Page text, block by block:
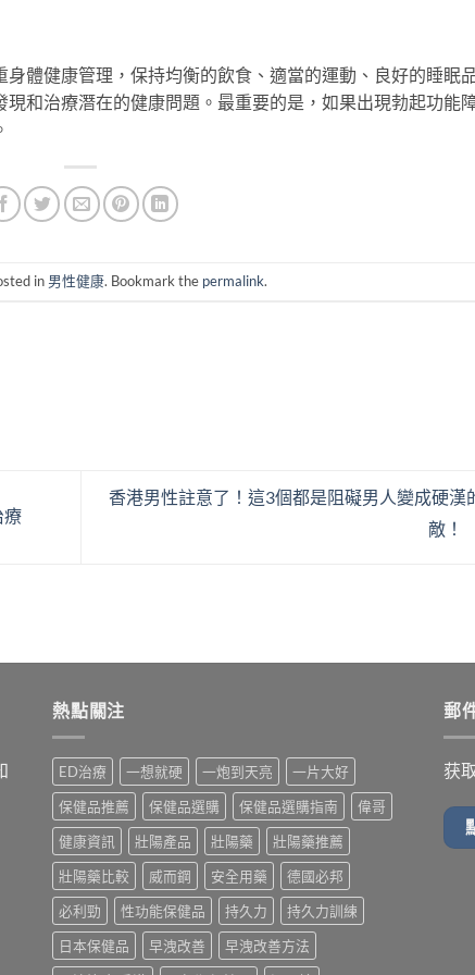
體健康管理，保持均衡的飲食、適當的運動、良好的睡眠
和治療潛在的健康問題。最重要的是，如果出現勃起功能
in 男性健康. Bookmark the permalink.
療
香港男性註意了！這3個都是阻礙男人變成硬漢
敵！
熱點關注
ED治療 一想就硬 一炮到天亮
一片大好
保健品推薦
保健品選購 保健品選購指南
偉哥
健康資訊
壯陽產品 壯陽藥
壯陽藥推薦
壯陽藥比較
威而鋼 安全用藥
德國必邦
必利勁
性功能保健品 持久力
持久力訓練
日本保健品
早洩改善
早洩改善方法
郵
获